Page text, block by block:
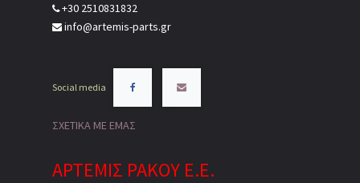
+30 2510831832
info@artemis-parts.gr
Social media
ΣΧΕΤΙΚΑ ΜΕ ΕΜΑΣ
ΑΡΤΕΜΙΣ ΡΑΚΟΥ Ε.Ε.